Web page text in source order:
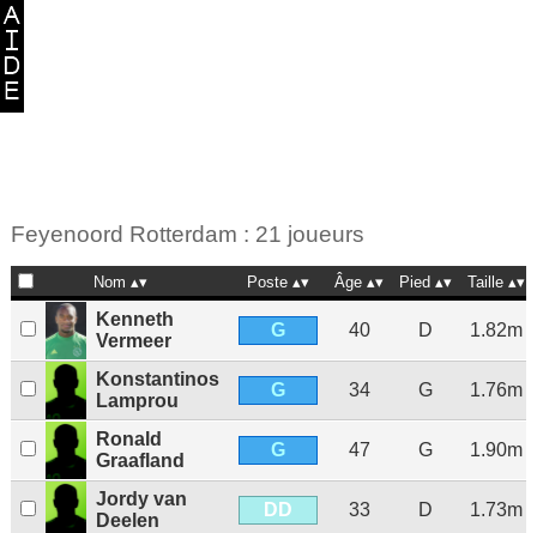
Feyenoord Rotterdam : 21 joueurs
Nom Poste Âge Pied Taille
Kenneth
Vermeer
G 40 D 1.82m
Konstantinos
Lamprou
G 34 G 1.76m
Ronald
Graafland
G 47 G 1.90m
Jordy van
Deelen
DD 33 D 1.73m